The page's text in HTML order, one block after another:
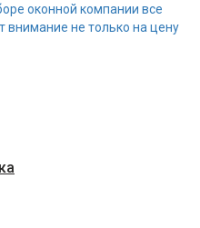
оконной компании все
не только на цену